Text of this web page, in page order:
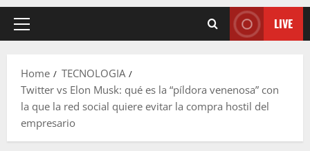
Primary
LIVE
Home
TECNOLOGIA
Twitter vs Elon Musk: qué es la “píldora venenosa” con
la que la red social quiere evitar la compra hostil del
empresario